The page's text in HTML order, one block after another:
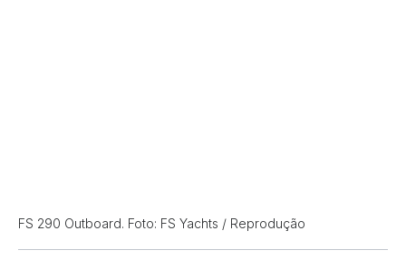
FS 290 Outboard. Foto: FS Yachts / Reprodução